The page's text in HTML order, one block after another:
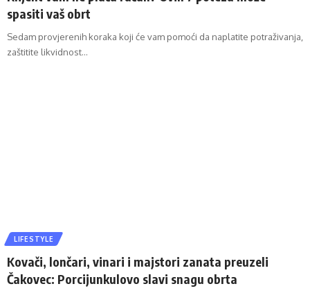
spasiti vaš obrt
Sedam provjerenih koraka koji će vam pomoći da naplatite potraživanja,
zaštitite likvidnost…
LIFESTYLE
Kovači, lončari, vinari i majstori zanata preuzeli
Čakovec: Porcijunkulovo slavi snagu obrta